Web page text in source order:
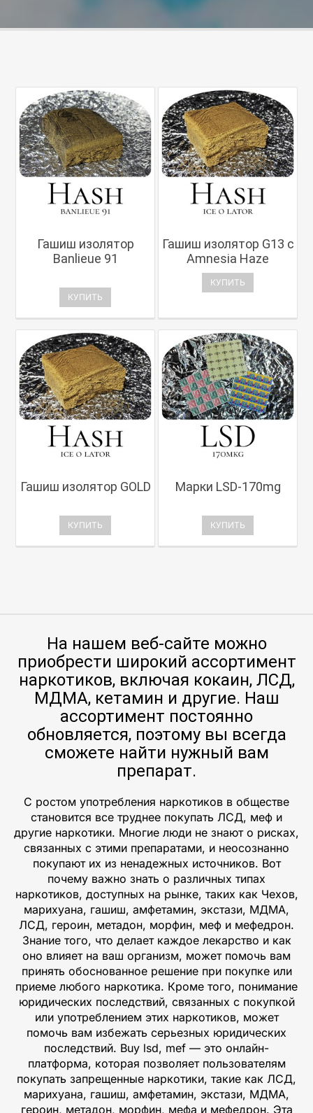
Гашиш изолятор
Banlieue 91
КУПИТЬ
Гашиш изолятор G13 с
Amnesia Haze
КУПИТЬ
Гашиш изолятор GOLD
КУПИТЬ
Марки LSD-170mg
КУПИТЬ
На нашем веб-сайте можно
приобрести широкий ассортимент
наркотиков, включая кокаин, ЛСД,
МДМА, кетамин и другие. Наш
ассортимент постоянно
обновляется, поэтому вы всегда
сможете найти нужный вам
препарат.
С ростом употребления наркотиков в обществе
становится все труднее покупать ЛСД, меф и
другие наркотики. Многие люди не знают о рисках,
связанных с этими препаратами, и неосознанно
покупают их из ненадежных источников. Вот
почему важно знать о различных типах
наркотиков, доступных на рынке, таких как Чехов,
марихуана, гашиш, амфетамин, экстази, МДМА,
ЛСД, героин, метадон, морфин, меф и мефедрон.
Знание того, что делает каждое лекарство и как
оно влияет на ваш организм, может помочь вам
принять обоснованное решение при покупке или
приеме любого наркотика. Кроме того, понимание
юридических последствий, связанных с покупкой
или употреблением этих наркотиков, может
помочь вам избежать серьезных юридических
последствий. Buy lsd, mef — это онлайн-
платформа, которая позволяет пользователям
покупать запрещенные наркотики, такие как ЛСД,
марихуана, гашиш, амфетамин, экстази, МДМА,
героин, метадон, морфин, мефа и мефедрон. Эта